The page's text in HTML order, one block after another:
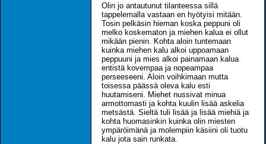
Olin jo antautunut tilanteessa sillä
tappelemalla vastaan en hyötyisi mitään.
Tosin pelkäsin hieman koska peppuni oli
melko koskematon ja miehen kalua ei ollut
mikään pienin. Kohta aloin tuntemaan
kuinka miehen kalu alkoi uppoamaan
peppuuni ja mies alkoi painamaan kalua
entistä kovempaa ja nopeampaa
perseeseeni. Aloin voihkimaan mutta
toisessa päässä oleva kalu esti
huutamiseni. Miehet nussivat minua
armottomasti ja kohta kuulin lisää askelia
metsästä. Sieltä tuli lisää ja lisää miehiä ja
kohta huomasinkin kuinka olin miesten
ympäröimänä ja molempiin käsiini oli tuotu
kalu jota sain runkata.